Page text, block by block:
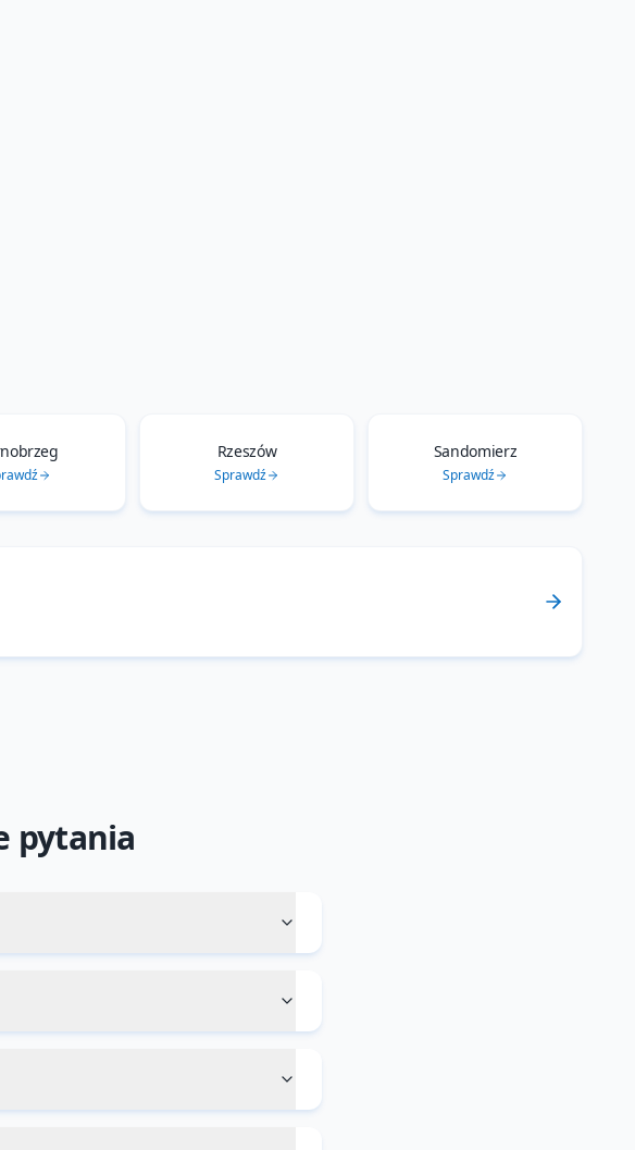
Rzeszów
Sprawdź
Sandomierz
Sprawdź
pytania